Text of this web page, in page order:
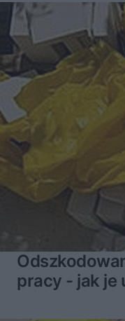
pracy - jak je